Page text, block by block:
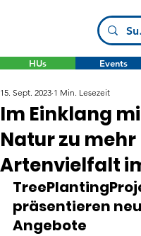
HUs Events
Im Einklang
Natur zu mehr
Artenvielfalt
15. Sept. 2023 1 Min. Lesezeit
präsentieren
Angebote